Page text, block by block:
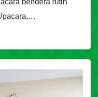
bendera rutin